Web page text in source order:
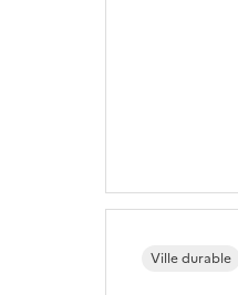
Ville durable